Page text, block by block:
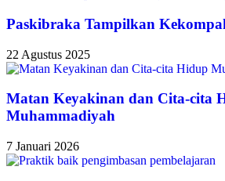
Paskibraka Tampilkan
22 Agustus 2025
Matan Keyakinan dan Cita-cita
Muhammadiyah
7 Januari 2026